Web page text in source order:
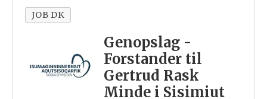
JOB DK
Genopslag -
Forstander til
Gertrud Rask
Minde i Sisimiut